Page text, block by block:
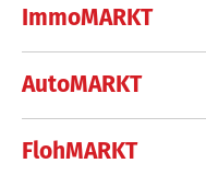
ImmoMARKT
AutoMARKT
FlohMARKT